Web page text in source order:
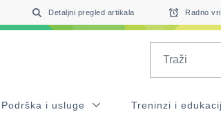
Detaljni pregled artikala Radno
Podrška i usluge Treninzi i